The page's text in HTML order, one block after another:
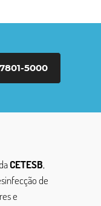
5000
CETESB,
de
e